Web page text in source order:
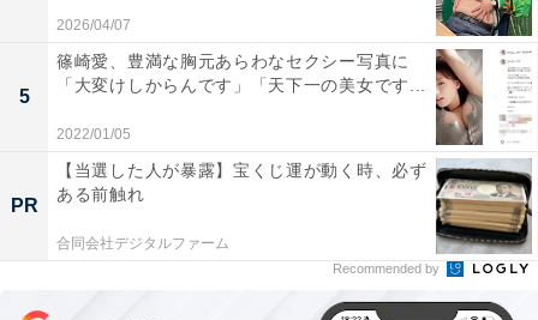
2026/04/07
5
篠崎愛、豊満な胸元あらわなセクシー写真に
「大変けしからんです」「天下一の美女です...
2022/01/05
PR
【当選した人が暴露】宝くじ運が動く時、必ず
ある前触れ
合同会社デジタルファーム
Recommended by